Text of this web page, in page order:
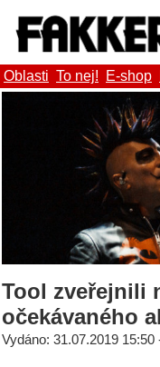
Oblasti To nej! E-shop
Tool zveřejnili
očekávaného
Vydáno: 31.07.2019 15:50